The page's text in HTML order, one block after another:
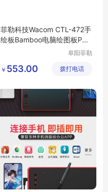
菲勒科技Wacom CTL-472手
绘板Bamboo电脑绘图板PS
阜阳菲勒
公司
￥ 553.00 拨打电话